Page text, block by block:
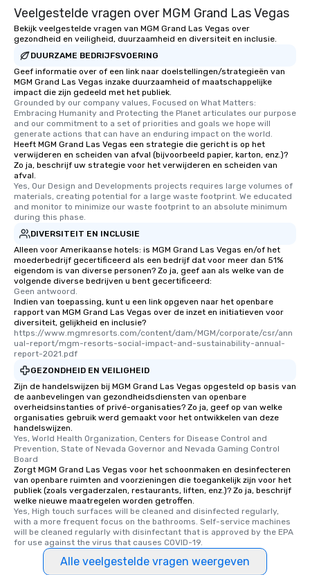
Veelgestelde vragen over MGM Grand Las Vegas
Bekijk veelgestelde vragen van MGM Grand Las Vegas over
gezondheid en veiligheid, duurzaamheid en diversiteit en inclusie.
DUURZAME BEDRIJFSVOERING
Geef informatie over of een link naar doelstellingen/strategieën van
MGM Grand Las Vegas inzake duurzaamheid of maatschappelijke
impact die zijn gedeeld met het publiek.
Grounded by our company values, Focused on What Matters:
Embracing Humanity and Protecting the Planet articulates our purpose
and our commitment to a set of priorities and goals we hope will
generate actions that can have an enduring impact on the world.
Heeft MGM Grand Las Vegas een strategie die gericht is op het
verwijderen en scheiden van afval (bijvoorbeeld papier, karton, enz.)?
Zo ja, beschrijf uw strategie voor het verwijderen en scheiden van
afval.
Yes, Our Design and Developments projects requires large volumes of
materials, creating potential for a large waste footprint. We educated
and monitor to minimize our waste footprint to an absolute minimum
during this phase.
DIVERSITEIT EN INCLUSIE
Alleen voor Amerikaanse hotels: is MGM Grand Las Vegas en/of het
moederbedrijf gecertificeerd als een bedrijf dat voor meer dan 51%
eigendom is van diverse personen? Zo ja, geef aan als welke van de
volgende diverse bedrijven u bent gecertificeerd:
Geen antwoord.
Indien van toepassing, kunt u een link opgeven naar het openbare
rapport van MGM Grand Las Vegas over de inzet en initiatieven voor
diversiteit, gelijkheid en inclusie?
https://www.mgmresorts.com/content/dam/MGM/corporate/csr/ann
ual-report/mgm-resorts-social-impact-and-sustainability-annual-
report-2021.pdf
GEZONDHEID EN VEILIGHEID
Zijn de handelswijzen bij MGM Grand Las Vegas opgesteld op basis van
de aanbevelingen van gezondheidsdiensten van openbare
overheidsinstanties of privé-organisaties? Zo ja, geef op van welke
organisaties gebruik werd gemaakt voor het ontwikkelen van deze
handelswijzen.
Yes, World Health Organization, Centers for Disease Control and
Prevention, State of Nevada Governor and Nevada Gaming Control
Board
Zorgt MGM Grand Las Vegas voor het schoonmaken en desinfecteren
van openbare ruimten and voorzieningen die toegankelijk zijn voor het
publiek (zoals vergaderzalen, restaurants, liften, enz.)? Zo ja, beschrijf
welke nieuwe maatregelen worden getroffen.
Yes, High touch surfaces will be cleaned and disinfected regularly,
with a more frequent focus on the bathrooms. Self-service machines
will be cleaned regularly with disinfectant that is approved by the EPA
for use against the virus that causes COVID-19.
Alle veelgestelde vragen weergeven